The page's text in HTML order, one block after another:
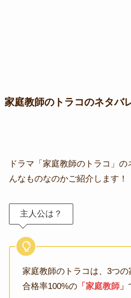
家庭教師のトラコのネタバ
ドラマ「家庭教師のトラコ」
んなものなのかご紹介します！
主人公は？
家庭教師のトラコは、3つの
合格率100%の 「家庭教師」